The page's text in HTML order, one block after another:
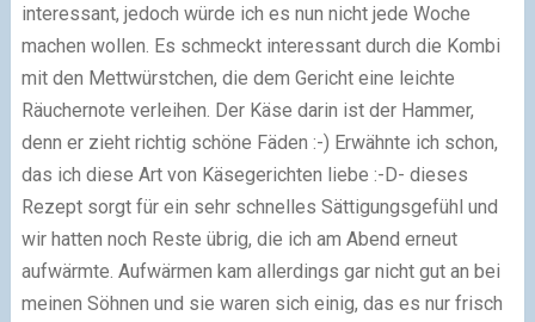
interessant, jedoch würde ich es nun nicht jede Woche
machen wollen. Es schmeckt interessant durch die Kombi
mit den Mettwürstchen, die dem Gericht eine leichte
Räuchernote verleihen. Der Käse darin ist der Hammer,
denn er zieht richtig schöne Fäden :-) Erwähnte ich schon,
das ich diese Art von Käsegerichten liebe :-D- dieses
Rezept sorgt für ein sehr schnelles Sättigungsgefühl und
wir hatten noch Reste übrig, die ich am Abend erneut
aufwärmte. Aufwärmen kam allerdings gar nicht gut an bei
meinen Söhnen und sie waren sich einig, das es nur frisch